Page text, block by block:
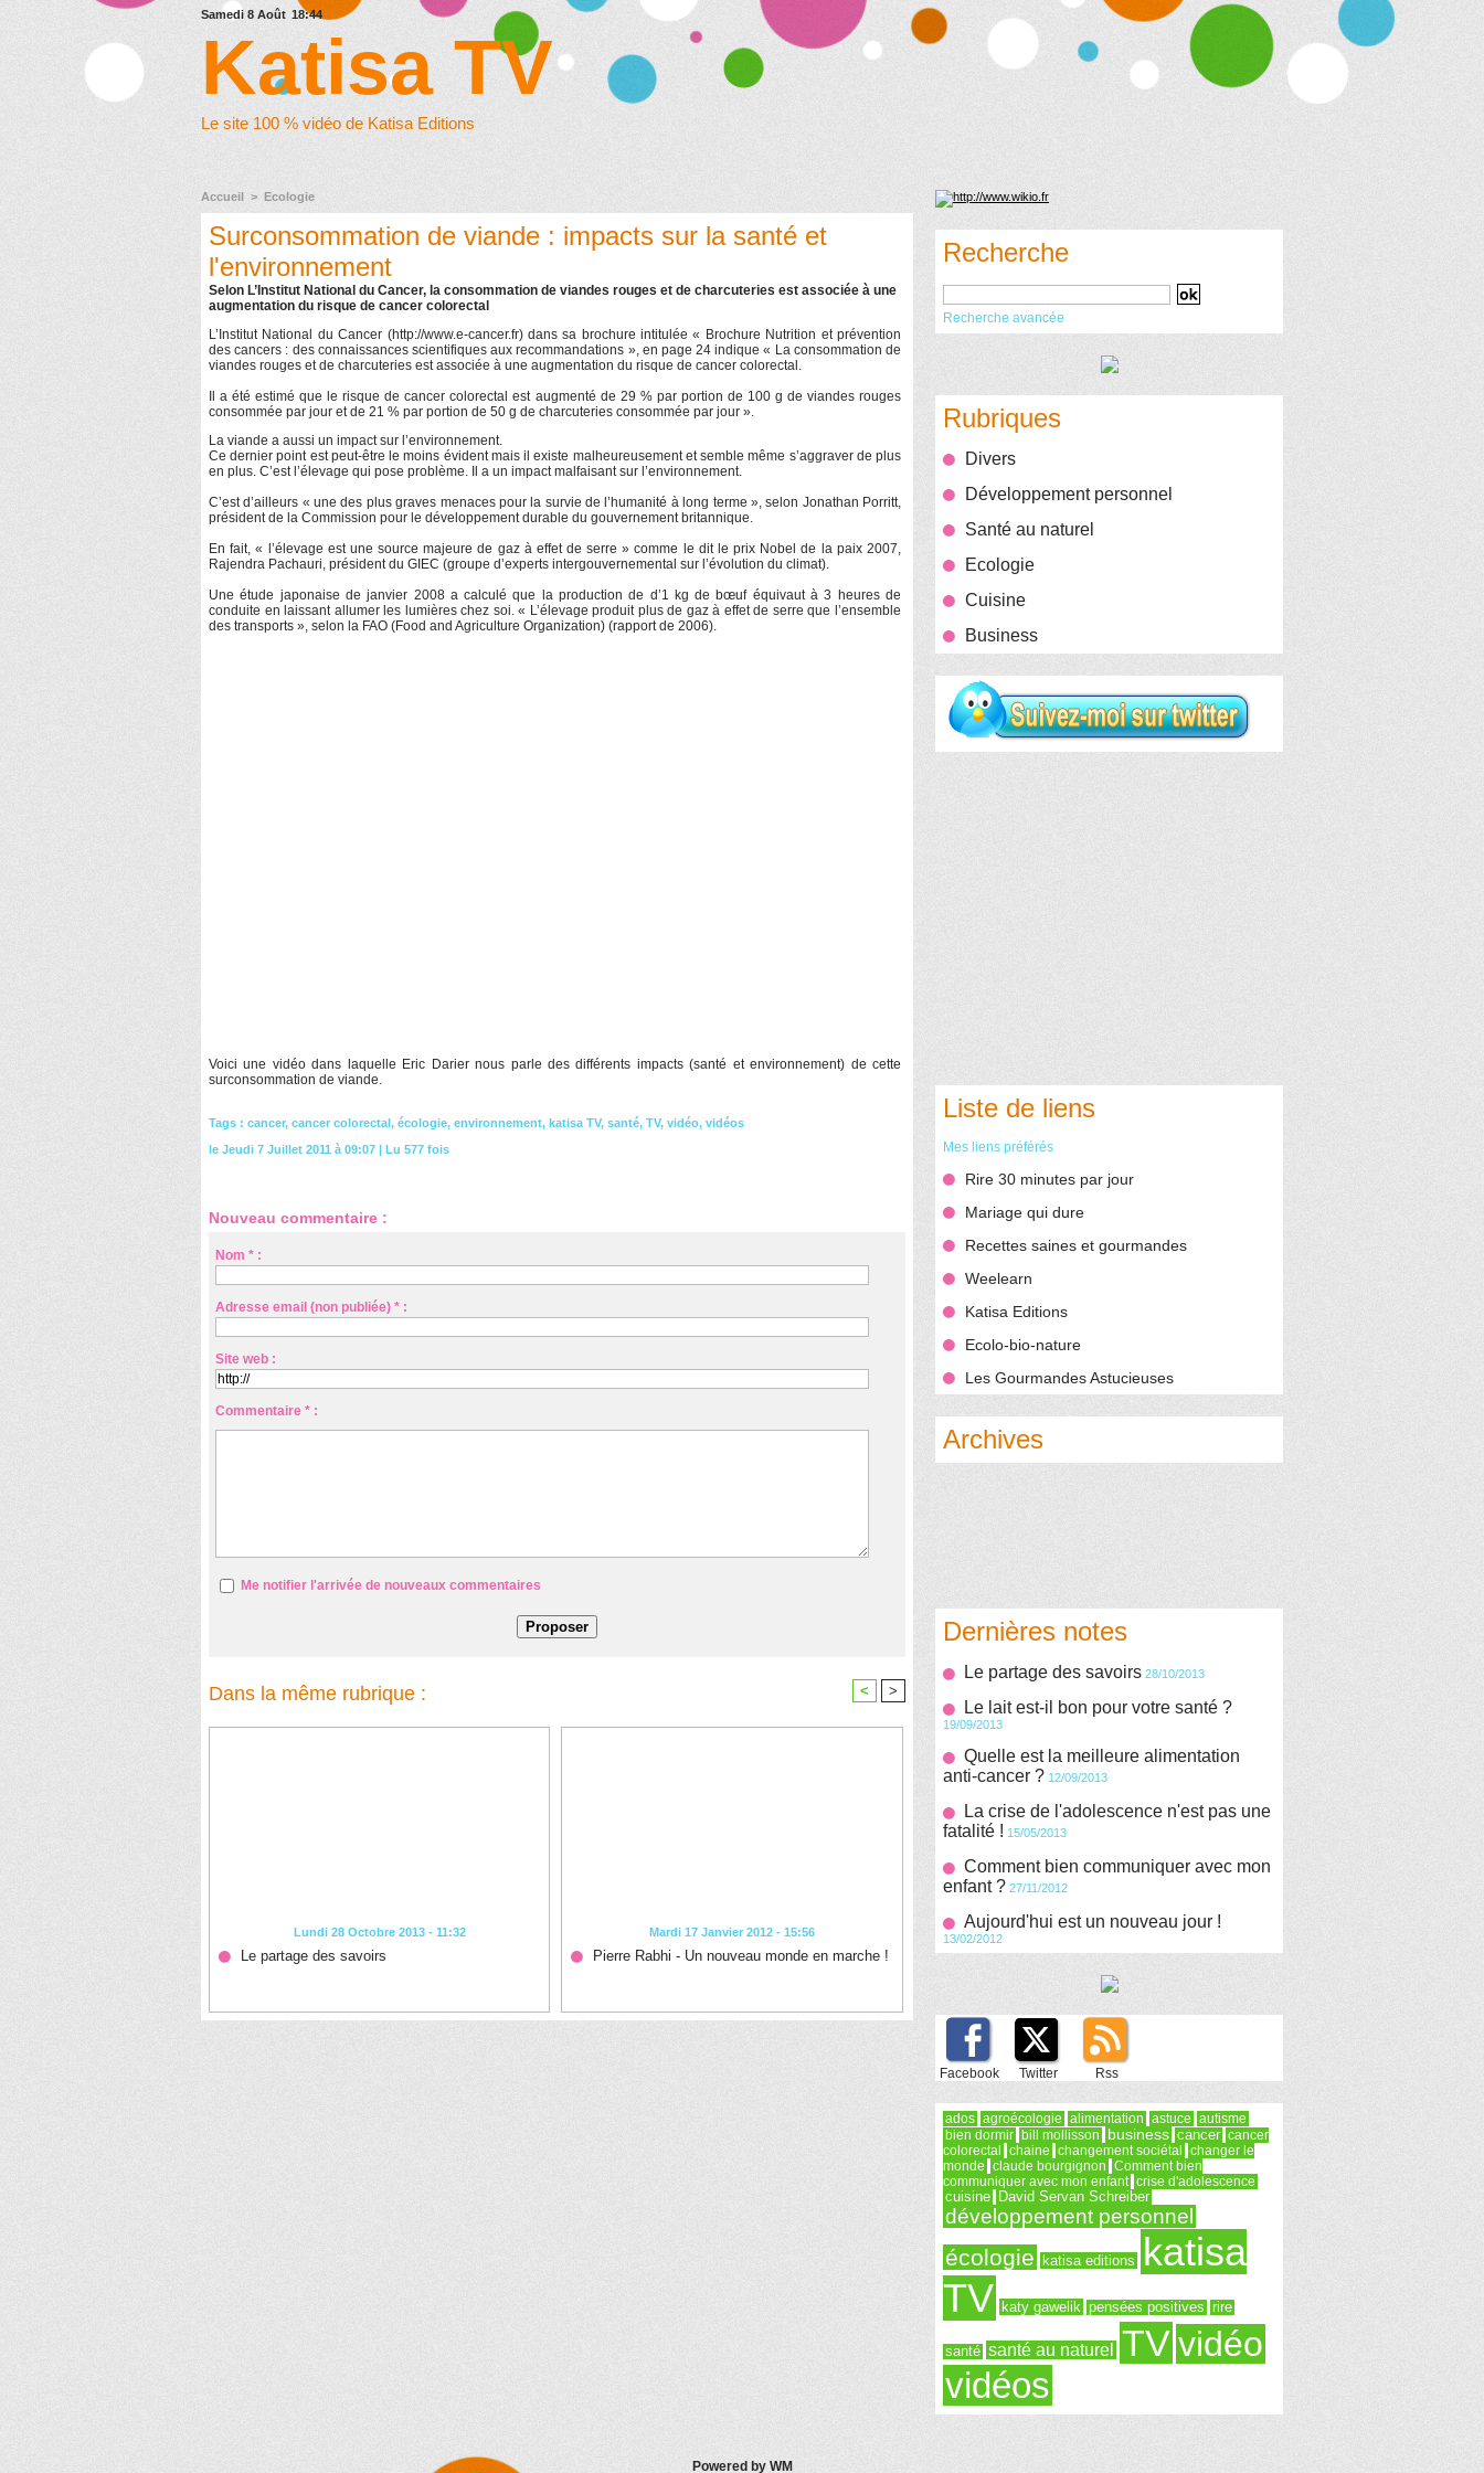
Samedi 8 Août 18:44
Katisa TV
Le site 100 % vidéo de Katisa Editions
Accueil > Ecologie
Surconsommation de viande : impacts sur la santé et
l'environnement
Selon L’Institut National du Cancer, la consommation de viandes rouges et de charcuteries est associée à une
augmentation du risque de cancer colorectal
L’Institut National du Cancer (http://www.e-cancer.fr) dans sa brochure intitulée « Brochure Nutrition et prévention
des cancers : des connaissances scientifiques aux recommandations », en page 24 indique « La consommation de
viandes rouges et de charcuteries est associée à une augmentation du risque de cancer colorectal.
Il a été estimé que le risque de cancer colorectal est augmenté de 29 % par portion de 100 g de viandes rouges
consommée par jour et de 21 % par portion de 50 g de charcuteries consommée par jour ».
La viande a aussi un impact sur l’environnement.
Ce dernier point est peut-être le moins évident mais il existe malheureusement et semble même s’aggraver de plus
en plus. C’est l’élevage qui pose problème. Il a un impact malfaisant sur l’environnement.
C’est d’ailleurs « une des plus graves menaces pour la survie de l’humanité à long terme », selon Jonathan Porritt,
président de la Commission pour le développement durable du gouvernement britannique.
En fait, « l’élevage est une source majeure de gaz à effet de serre » comme le dit le prix Nobel de la paix 2007,
Rajendra Pachauri, président du GIEC (groupe d’experts intergouvernemental sur l’évolution du climat).
Une étude japonaise de janvier 2008 a calculé que la production de d’1 kg de bœuf équivaut à 3 heures de
conduite en laissant allumer les lumières chez soi. « L’élevage produit plus de gaz à effet de serre que l’ensemble
des transports », selon la FAO (Food and Agriculture Organization) (rapport de 2006).
Voici une vidéo dans laquelle Eric Darier nous parle des différents impacts (santé et environnement) de cette
surconsommation de viande.
Tags : cancer, cancer colorectal, écologie, environnement, katisa TV, santé, TV, vidéo, vidéos
le Jeudi 7 Juillet 2011 à 09:07 | Lu 577 fois
Nouveau commentaire :
Nom * :
Adresse email (non publiée) * :
Site web :
Commentaire * :
Me notifier l'arrivée de nouveaux commentaires
Dans la même rubrique : < >
Lundi 28 Octobre 2013 - 11:32
Le partage des savoirs
Mardi 17 Janvier 2012 - 15:56
Pierre Rabhi - Un nouveau monde en marche !
Recherche
Recherche avancée
Rubriques
Divers
Développement personnel
Santé au naturel
Ecologie
Cuisine
Business
Liste de liens
Mes liens préférés
Rire 30 minutes par jour
Mariage qui dure
Recettes saines et gourmandes
Weelearn
Katisa Editions
Ecolo-bio-nature
Les Gourmandes Astucieuses
Archives
Dernières notes
Le partage des savoirs 28/10/2013
Le lait est-il bon pour votre santé ?
19/09/2013
Quelle est la meilleure alimentation
anti-cancer ? 12/09/2013
La crise de l'adolescence n'est pas une
fatalité ! 15/05/2013
Comment bien communiquer avec mon
enfant ? 27/11/2012
Aujourd'hui est un nouveau jour !
13/02/2012
Facebook Twitter Rss
ados agroécologie alimentation astuce autisme
bien dormir bill mollisson business cancer cancer
colorectal
chaine changement sociétal
changer le
monde claude bourgignon Comment bien
communiquer avec mon enfant crise d'adolescence
cuisine
David Servan Schreiber
développement personnel
écologie katisa editions
katisa
TV katy gawelik pensées positives rire
santé santé au naturel TVvidéo
vidéos
Powered by WM